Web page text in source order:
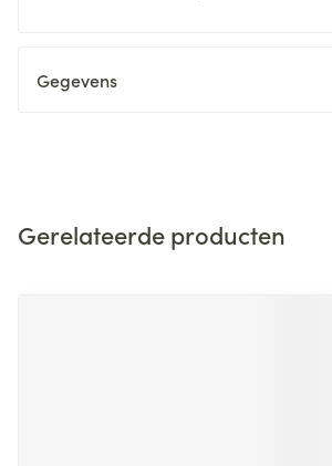
Gegevens
Gerelateerde producten